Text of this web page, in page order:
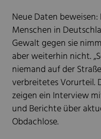
Neue Daten
Menschen in
Gewalt gegen sie
aber weiterhin nicht.
niemand auf der
verbreitetes Vorurteil.
zeigen ein Interview
und Berichte über
Obdachlose.